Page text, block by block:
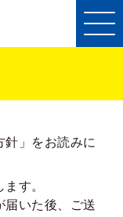
針」をお読みに
す。
届いた後、ご送